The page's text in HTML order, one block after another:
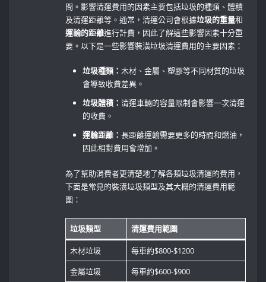
問。影響清運費用的因素主要包括垃圾的種類、體積
及清運距離等。通常，清運公司會根據垃圾的重量和
運輸的距離進行計費，因此了解這些影響因素十分重
要。以下是一些影響裝潢垃圾清運費用的主要因素：
垃圾種類：木材、金屬、塑膠等不同材質的垃圾
會導致收費差異。
垃圾體積：清運車輛的容量限制會影響一次清運
的收費。
運輸距離：長距離運輸需要更多的時間和燃油，
因此相對費用會增加。
為了幫助消費者更清楚地了解各類垃圾清運的費用，
下面是常見的裝潢垃圾類型及其大概的清運費用範
圍：
垃圾類型 清運費用範圍
木材垃圾
每車約$800-$1200
金屬垃圾
每車約$600-$900